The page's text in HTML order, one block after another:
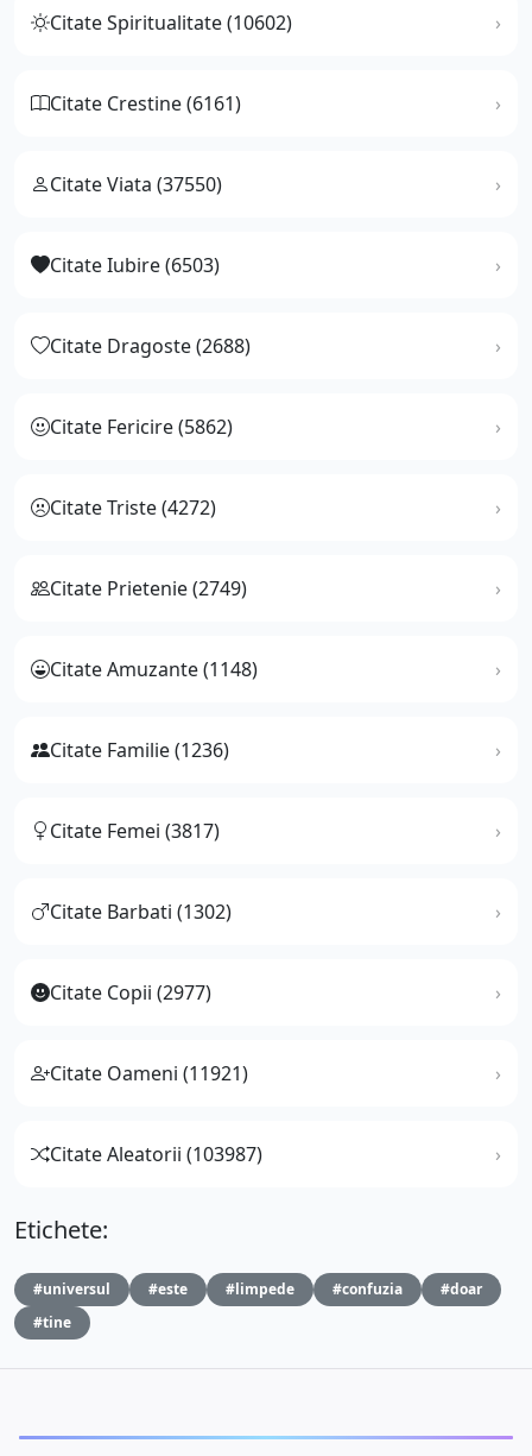
Citate Spiritualitate (10602)
Citate Crestine (6161)
Citate Viata (37550)
Citate Iubire (6503)
Citate Dragoste (2688)
Citate Fericire (5862)
Citate Triste (4272)
Citate Prietenie (2749)
Citate Amuzante (1148)
Citate Familie (1236)
Citate Femei (3817)
Citate Barbati (1302)
Citate Copii (2977)
Citate Oameni (11921)
Citate Aleatorii (103987)
Etichete:
#universul #este #limpede #confuzia
#doar
#tine